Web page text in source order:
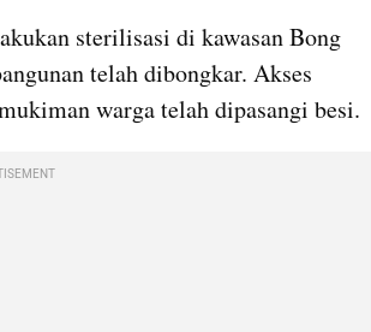
sterilisasi di kawasan Bong
telah dibongkar. Akses
warga telah dipasangi besi.